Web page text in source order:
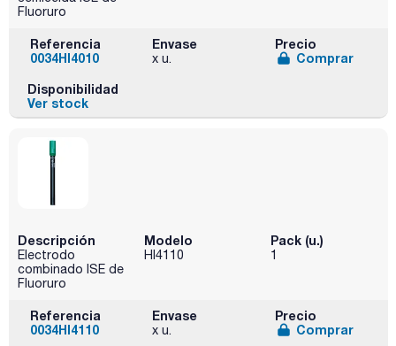
Fluoruro
Referencia
0034HI4010
Envase
x u.
Precio
Comprar
Disponibilidad
Ver stock
Descripción
Electrodo
combinado ISE de
Fluoruro
Modelo
HI4110
Pack (u.)
1
Referencia
0034HI4110
Envase
x u.
Precio
Comprar